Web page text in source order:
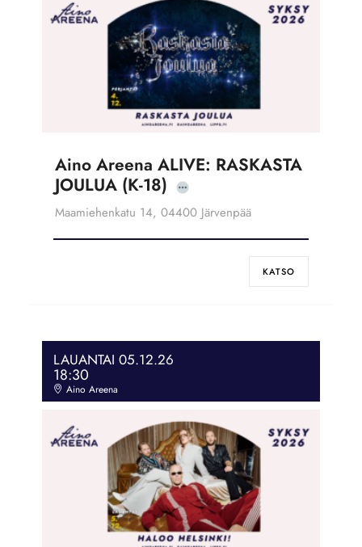
Aino Areena ALIVE: RASKASTA
JOULUA (K-18)
Maamiehenkatu 14, 04400 Järvenpää
KATSO
LAUANTAI 05.12.26
18:30
Aino Areena